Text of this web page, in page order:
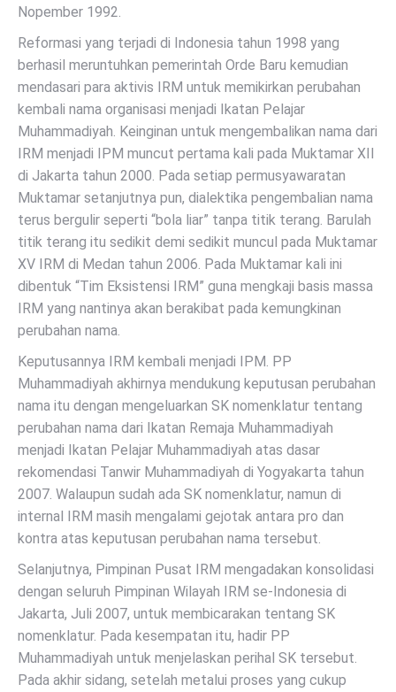
Nopember 1992.
Reformasi yang terjadi di Indonesia tahun 1998 yang
berhasil meruntuhkan pemerintah Orde Baru kemudian
mendasari para aktivis IRM untuk memikirkan perubahan
kembali nama organisasi menjadi Ikatan Pelajar
Muhammadiyah. Keinginan untuk mengembalikan nama dari
IRM menjadi IPM muncut pertama kali pada Muktamar XII
di Jakarta tahun 2000. Pada setiap permusyawaratan
Muktamar setanjutnya pun, dialektika pengembalian nama
terus bergulir seperti “bola liar” tanpa titik terang. Barulah
titik terang itu sedikit demi sedikit muncul pada Muktamar
XV IRM di Medan tahun 2006. Pada Muktamar kali ini
dibentuk “Tim Eksistensi IRM” guna mengkaji basis massa
IRM yang nantinya akan berakibat pada kemungkinan
perubahan nama.
Keputusannya IRM kembali menjadi IPM. PP
Muhammadiyah akhirnya mendukung keputusan perubahan
nama itu dengan mengeluarkan SK nomenklatur tentang
perubahan nama dari Ikatan Remaja Muhammadiyah
menjadi Ikatan Pelajar Muhammadiyah atas dasar
rekomendasi Tanwir Muhammadiyah di Yogyakarta tahun
2007. Walaupun sudah ada SK nomenklatur, namun di
internal IRM masih mengalami gejotak antara pro dan
kontra atas keputusan perubahan nama tersebut.
Selanjutnya, Pimpinan Pusat IRM mengadakan konsolidasi
dengan seluruh Pimpinan Wilayah IRM se-Indonesia di
Jakarta, Juli 2007, untuk membicarakan tentang SK
nomenklatur. Pada kesempatan itu, hadir PP
Muhammadiyah untuk menjelaskan perihal SK tersebut.
Pada akhir sidang, setelah metalui proses yang cukup